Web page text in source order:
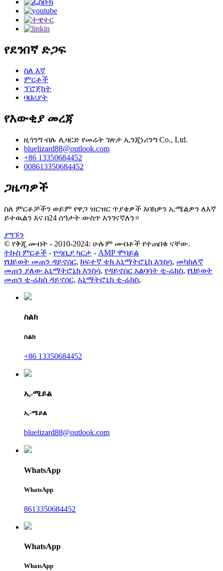
የደንበኛ ድጋፍ
ስለ እኛ
ምርቶች
ፕሮጀክት
ባህሪያት
የእውቂያ መረጃ
ዚጎንግ ብሉ ሊዛርድ የመሬት ገጽታ ኢንጂነሪንግ Co., Ltd.
bluelizard88@outlook.com
+86 13350684452
008613350684452
ጋዜጣዎች
ስለ ምርቶቻችን ወይም የዋጋ ዝርዝር ጥያቄዎች እባክዎን ኢሜልዎን ለእኛ
ይተዉልን እና በ24 ሰዓታት ውስጥ እንገናኛለን።
ያግኙን
© የቅጂ መብት - 2010-2024: ሁሉም መብቶች የተጠበቁ ናቸው.
ትኩስ ምርቶች - የጣቢያ ካርታ - AMP ሞባይል
የህይወት መጠን ዳይኖሰር, ከፍተኛ ቴክ አኒማትሮኒክ እንስሳ, መካከለኛ
መጠን ያለው አኒማትሮኒክ እንስሳ, የዳይኖሰር አልባሳት ቲ-ሬክስ, የህይወት
መጠን ቲ-ሬክስ ዳይኖሰር, አኒማትሮኒክ ቲ-ሬክስ,
ስልክ
ስልክ
+86 13350684452
ኢ-ሜይል
ኢ-ሜይል
bluelizard88@outlook.com
WhatsApp
WhatsApp
8613350684452
WhatsApp
WhatsApp